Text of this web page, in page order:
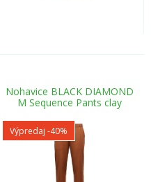
Nohavice BLACK DIAMOND
M Sequence Pants clay
Výpredaj -40%